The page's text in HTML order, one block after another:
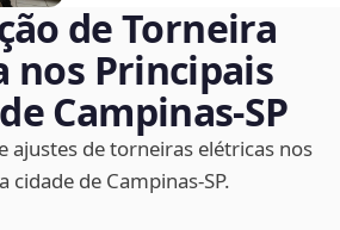
de Torneira
nos Principais
Campinas‑SP
ajustes de torneiras elétricas nos
cidade de Campinas‑SP.